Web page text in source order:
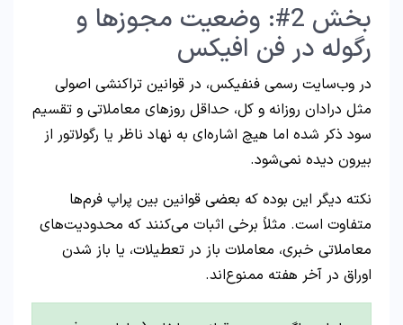
بخش 2#: وضعیت مجوزها و
رگوله در فن افیکس
در وب‌سایت رسمی فنفیکس، در قوانین تراکنشی اصولی
مثل درادان روزانه و کل، حداقل روزهای معاملاتی و تقسیم
سود ذکر شده اما هیچ اشاره‌ای به نهاد ناظر یا رگولاتور از
بیرون دیده نمی‌شود.
نکته دیگر این بوده که بعضی قوانین بین پراپ فرم‌ها
متفاوت است. مثلاً برخی اثبات می‌کنند که محدودیت‌های
معاملاتی خبری، معاملات باز در تعطیلات، یا باز شدن
اوراق در آخر هفته ممنوع‌اند.